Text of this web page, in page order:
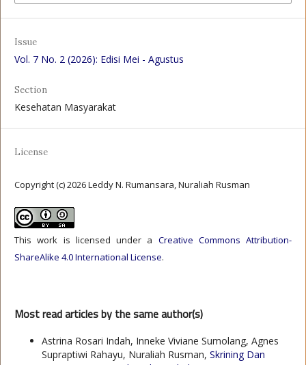
Issue
Vol. 7 No. 2 (2026): Edisi Mei - Agustus
Section
Kesehatan Masyarakat
License
Copyright (c) 2026 Leddy N. Rumansara, Nuraliah Rusman
This work is licensed under a Creative Commons Attribution-
ShareAlike 4.0 International License.
Most read articles by the same author(s)
Astrina Rosari Indah, Inneke Viviane Sumolang, Agnes
Supraptiwi Rahayu, Nuraliah Rusman, Skrining Dan